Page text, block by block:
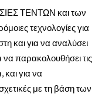
ΤΕΝΤΩΝ και των
τεχνολογίες για
και για να αναλύσει
να παρακολουθήσει τις
και για να
με τη βάση των